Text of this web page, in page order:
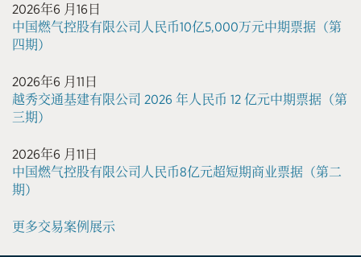
2026年6 月16日
中国燃气控股有限公司人民币10亿5,000万元中期票据（第
四期）
2026年6 月11日
越秀交通基建有限公司 2026 年人民币 12 亿元中期票据（第
三期）
2026年6 月11日
中国燃气控股有限公司人民币8亿元超短期商业票据（第二
期）
更多交易案例展示